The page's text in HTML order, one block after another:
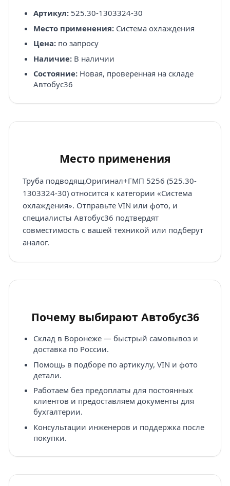
Артикул:525.30-1303324-30
Место применения:Система охлаждения
Цена:по запросу
Наличие:В наличии
Состояние:Новая, проверенная на складе
Автобус36
Место применения
Труба подводящ.Оригинал+ГМП 5256 (525.30-
1303324-30) относится к категории «Система
охлаждения». Отправьте VIN или фото, и
специалисты Автобус36 подтвердят
совместимость с вашей техникой или подберут
аналог.
Почему выбирают Автобус36
Склад в Воронеже — быстрый самовывоз и
доставка по России.
Помощь в подборе по артикулу, VIN и фото
детали.
Работаем без предоплаты для постоянных
клиентов и предоставляем документы для
бухгалтерии.
Консультации инженеров и поддержка после
покупки.